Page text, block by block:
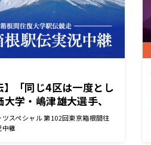
】「同じ4区は一度とし
学・嶋津雄大選手、
スペシャル 第102回東京箱根間往
継